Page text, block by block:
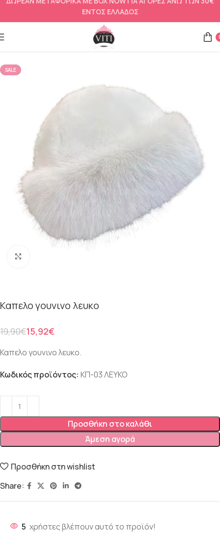
Αρχική σελίδα Γάντια γυναικεία και σκουφιά
SALE
Καπελο γουνινο λευκο
19,90€15,92€
Καπελο γουνινο λευκο.
Κωδικός προϊόντος: ΚΠ-03 ΛΕΥΚΟ
Προσθήκη στο καλάθι
Άμεση αγορά
Προσθήκη στη wishlist
Share:
5 χρήστες βλέπουν αυτό το προϊόν!
ΕΝΤΟΣ ΕΛΛΑΔΟΣ